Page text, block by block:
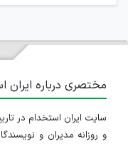
مختصری درباره ایران
و روزانه مدیران و